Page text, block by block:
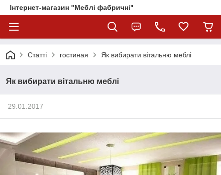
Інтернет-магазин "Меблі фабричні"
Статті гостиная Як вибирати вітальню меблі
Як вибирати вітальню меблі
29.01.2017